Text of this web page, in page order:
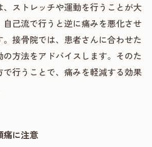
ストレッチや運動を行うことが大
己流で行うと逆に痛みを悪化させ
。接骨院では、患者さんに合わせた
の方法をアドバイスします。そのた
で行うことで、痛みを軽減する効果
痛に注意